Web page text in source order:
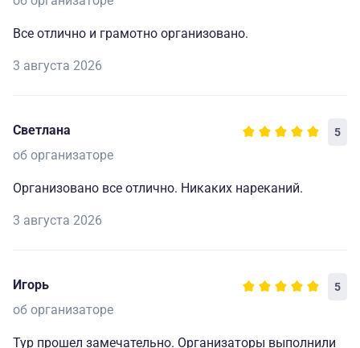
Все отлично и грамотно организовано.
3 августа 2026
Светлана 5
об организаторе
Организовано все отлично. Никаких нареканий.
3 августа 2026
Игорь 5
об организаторе
Тур прошел замечательно. Организаторы выполнили